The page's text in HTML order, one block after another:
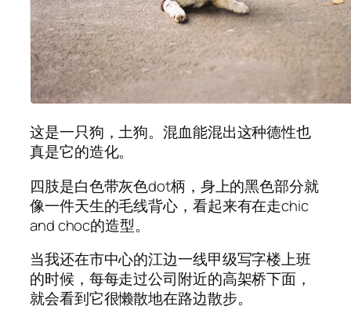
这是一只狗，土狗。混血能混出这种德性也
真是它的造化。
四肢是白色带灰色dot柄，身上的黑色部分就
像一件天生的毛线背心，看起来有在走chic
and choc的造型。
当我还在市中心的江边一线甲级写字楼上班
的时候，每每走过公司附近的高架桥下面，
就会看到它很懒散地在路边散步。